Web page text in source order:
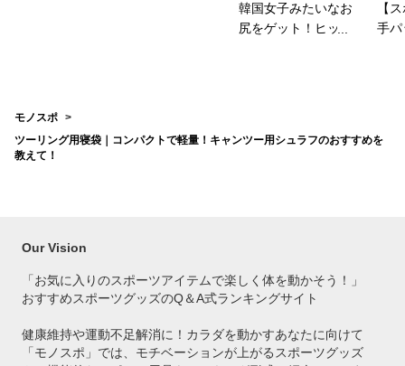
韓国女子みたいなお
尻をゲット！ヒップ
【
手パ
モノスポ
ツーリング用寝袋｜コンパクトで軽量！キャンツー用シュラフのおすすめを
教えて！
Our Vision
「お気に入りのスポーツアイテムで楽しく体を動かそう！」
おすすめスポーツグッズのQ＆A式ランキングサイト
健康維持や運動不足解消に！カラダを動かすあなたに向けて
「モノスポ」では、モチベーションが上がるスポーツグッズ